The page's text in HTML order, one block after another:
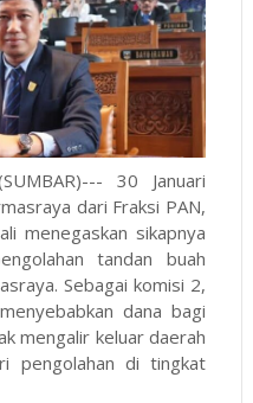
30 Januari
dari Fraksi PAN,
menegaskan sikapnya
tandan buah
Sebagai komisi 2,
dana bagi
mengalir keluar daerah
pengolahan di tingkat